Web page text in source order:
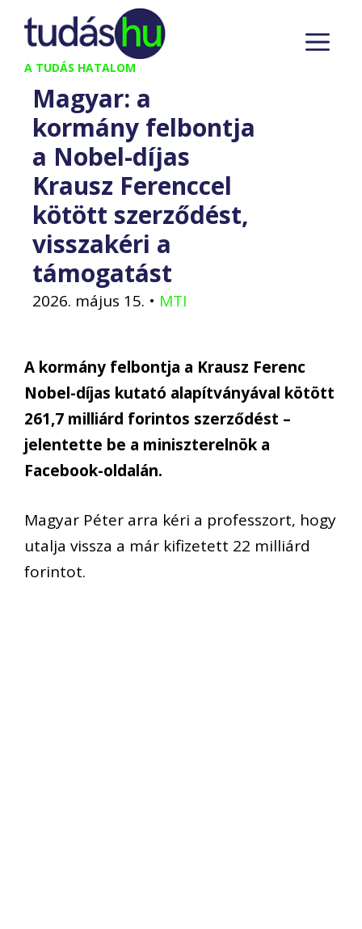
Kilépés
tartalomba
A TUDÁS HATALOM
Magyar: a
kormány felbontja
a Nobel-díjas
Krausz Ferenccel
kötött szerződést,
visszakéri a
támogatást
2026. május 15. • MTI
A kormány felbontja a Krausz Ferenc
Nobel-díjas kutató alapítványával kötött
261,7 milliárd forintos szerződést –
jelentette be a miniszterelnök a
Facebook-oldalán.
Magyar Péter arra kéri a professzort, hogy
utalja vissza a már kifizetett 22 milliárd
forintot.